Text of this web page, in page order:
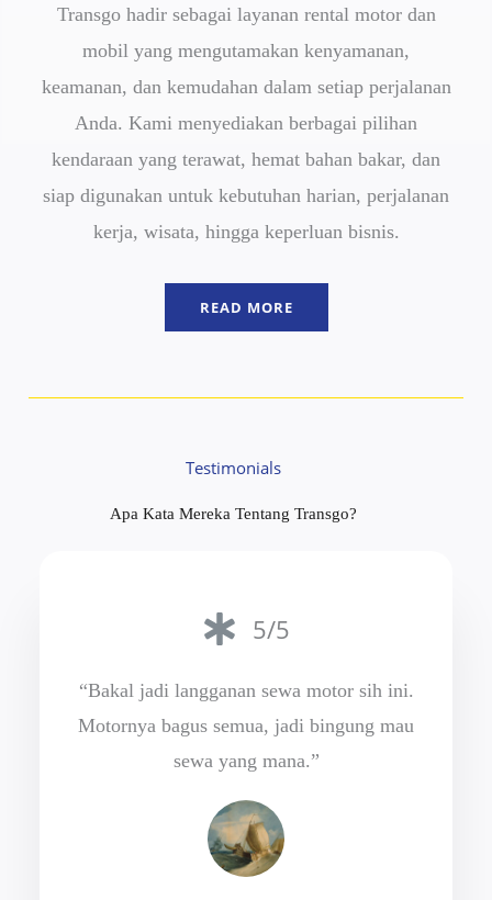
Transgo hadir sebagai layanan rental motor dan
mobil yang mengutamakan kenyamanan,
keamanan, dan kemudahan dalam setiap perjalanan
Anda. Kami menyediakan berbagai pilihan
kendaraan yang terawat, hemat bahan bakar, dan
siap digunakan untuk kebutuhan harian, perjalanan
kerja, wisata, hingga keperluan bisnis.
READ MORE
Testimonials
Apa Kata Mereka Tentang Transgo?
5/5
“Bakal jadi langganan sewa motor sih ini.
Motornya bagus semua, jadi bingung mau
sewa yang mana.”